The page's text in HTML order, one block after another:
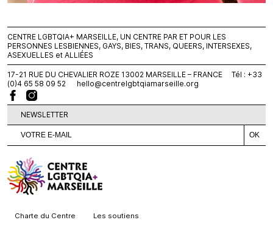
CENTRE LGBTQIA+ MARSEILLE, UN CENTRE PAR ET POUR LES
PERSONNES LESBIENNES, GAYS, BIES, TRANS, QUEERS, INTERSEXES,
ASEXUELLES et ALLIÉES
17-21 RUE DU CHEVALIER ROZE 13002 MARSEILLE – FRANCE Tél : +33
(0)4 65 58 09 52
hello@centrelgbtqiamarseille.org
NEWSLETTER
Charte du Centre Les soutiens